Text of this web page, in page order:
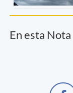
En esta Nota